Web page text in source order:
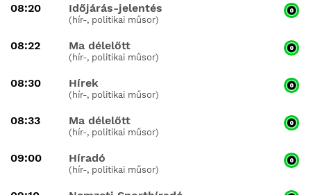
08:20 Időjárás-jelentés
(hír-, politikai műsor)
08:22 Ma délelőtt
(hír-, politikai műsor)
08:30 Hírek
(hír-, politikai műsor)
08:33 Ma délelőtt
(hír-, politikai műsor)
09:00 Híradó
(hír-, politikai műsor)